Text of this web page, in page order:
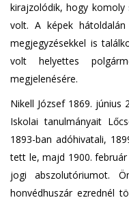
kirajzolódik, hogy
volt. A képek
megjegyzésekkel is
volt helyettes
megjelenésére.
Nikell József 1869. június
Iskolai tanulmányait
1893-ban adóhivatali,
tett le, majd 1900.
jogi abszolutóriumot.
honvédhuszár ezrednél